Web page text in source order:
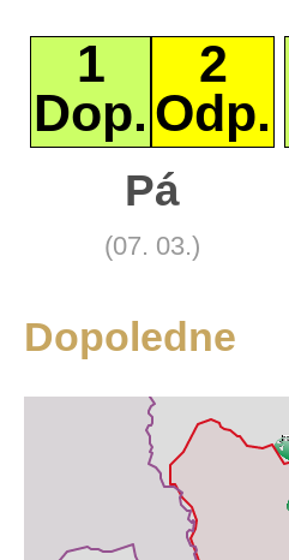
1
Dop.
2
Odp.
Pá
(07. 03.)
Dopoledne